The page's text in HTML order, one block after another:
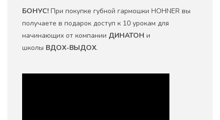
БОНУС! При покупке губной гармошки HOHNER вы
получаете в подарок доступ к 10 урокам для
начинающих от компании ДИНАТОН и
школы ВДОХ-ВЫДОХ.